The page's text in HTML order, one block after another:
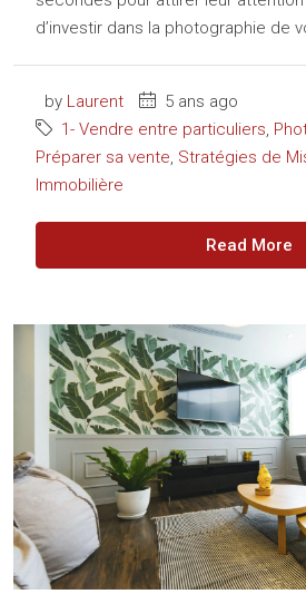
d’investir dans la photographie de
by Laurent
5 ans ago
1- Vendre entre particuliers,
Préparer sa vente, Stratégies de
Immobilière
Read More